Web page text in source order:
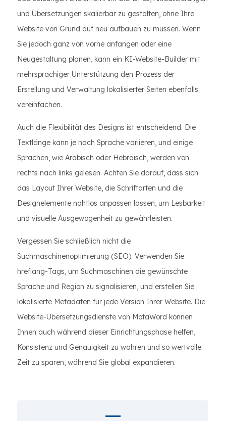
und Übersetzungen skalierbar zu gestalten, ohne Ihre
Website von Grund auf neu aufbauen zu müssen. Wenn
Sie jedoch ganz von vorne anfangen oder eine
Neugestaltung planen, kann ein KI-Website-Builder mit
mehrsprachiger Unterstützung den Prozess der
Erstellung und Verwaltung lokalisierter Seiten ebenfalls
vereinfachen.
Auch die Flexibilität des Designs ist entscheidend. Die
Textlänge kann je nach Sprache variieren, und einige
Sprachen, wie Arabisch oder Hebräisch, werden von
rechts nach links gelesen. Achten Sie darauf, dass sich
das Layout Ihrer Website, die Schriftarten und die
Designelemente nahtlos anpassen lassen, um Lesbarkeit
und visuelle Ausgewogenheit zu gewährleisten.
Vergessen Sie schließlich nicht die
Suchmaschinenoptimierung (SEO). Verwenden Sie
hreflang-Tags, um Suchmaschinen die gewünschte
Sprache und Region zu signalisieren, und erstellen Sie
lokalisierte Metadaten für jede Version Ihrer Website. Die
Website-Übersetzungsdienste von MotaWord können
Ihnen auch während dieser Einrichtungsphase helfen,
Konsistenz und Genauigkeit zu wahren und so wertvolle
Zeit zu sparen, während Sie global expandieren.